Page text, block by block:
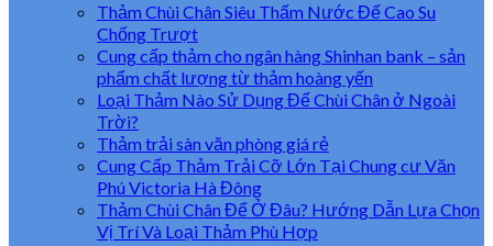
Thảm Chùi Chân Siêu Thấm Nước Đế Cao Su
Chống Trượt
Cung cấp thảm cho ngân hàng Shinhan bank – sản
phẩm chất lượng từ thảm hoàng yến
Loại Thảm Nào Sử Dụng Để Chùi Chân ở Ngoài
Trời?
Thảm trải sàn văn phòng giá rẻ
Cung Cấp Thảm Trải Cỡ Lớn Tại Chung cư Văn
Phú Victoria Hà Đông
Thảm Chùi Chân Để Ở Đâu? Hướng Dẫn Lựa Chọn
Vị Trí Và Loại Thảm Phù Hợp